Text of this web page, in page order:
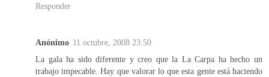
Responder
Anónimo 11 octubre, 2008 23:50
La gala ha sido diferente y creo que la La Carpa ha hecho un
trabajo impecable. Hay que valorar lo que esta gente está haciendo